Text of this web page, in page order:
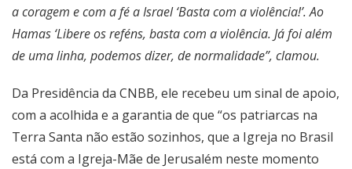
a coragem e com a fé a Israel ‘Basta com a violência!’. Ao
Hamas ‘Libere os reféns, basta com a violência. Já foi além
de uma linha, podemos dizer, de normalidade”, clamou.
Da Presidência da CNBB, ele recebeu um sinal de apoio,
com a acolhida e a garantia de que “os patriarcas na
Terra Santa não estão sozinhos, que a Igreja no Brasil
está com a Igreja-Mãe de Jerusalém neste momento